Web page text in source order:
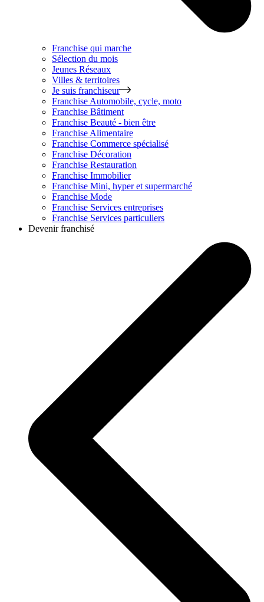
Franchise qui marche
Sélection du mois
Jeunes Réseaux
Villes & territoires
Je suis franchiseur
Franchise Automobile, cycle, moto
Franchise Bâtiment
Franchise Beauté - bien être
Franchise Alimentaire
Franchise Commerce spécialisé
Franchise Décoration
Franchise Restauration
Franchise Immobilier
Franchise Mini, hyper et supermarché
Franchise Mode
Franchise Services entreprises
Franchise Services particuliers
Devenir franchisé